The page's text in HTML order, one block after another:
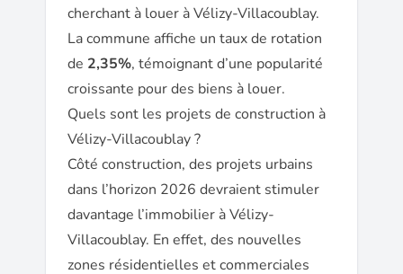
cherchant à louer à Vélizy-Villacoublay.
La commune affiche un taux de rotation
de 2,35%, témoignant d’une popularité
croissante pour des biens à louer.
Quels sont les projets de construction à
Vélizy-Villacoublay ?
Côté construction, des projets urbains
dans l’horizon 2026 devraient stimuler
davantage l’immobilier à Vélizy-
Villacoublay. En effet, des nouvelles
zones résidentielles et commerciales